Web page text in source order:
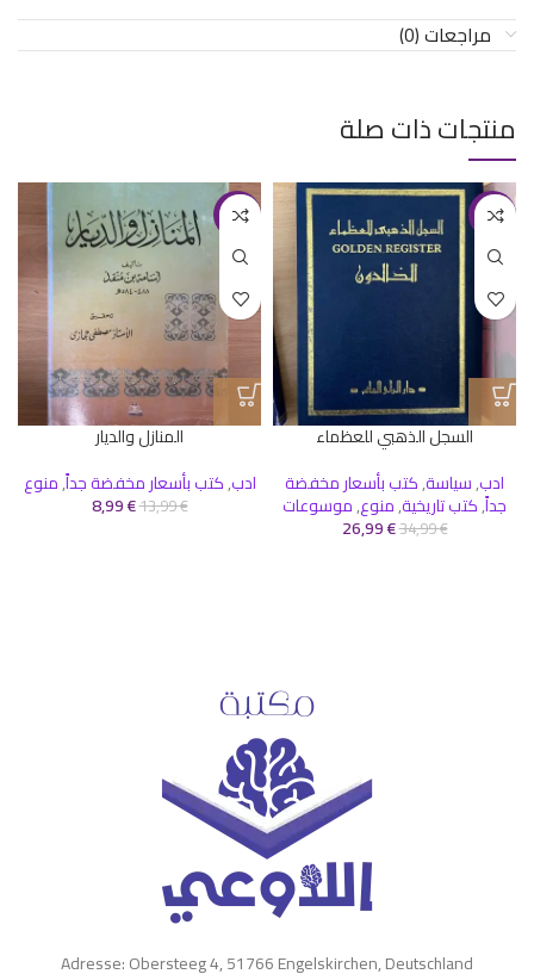
مراجعات (0)
منتجات ذات صلة
-23%
السجل الذهبي للعظماء
ادب,سياسة,كتب بأسعار مخفضة
جداً,كتب تاريخية,منوع,موسوعات
34,99€
26,99€
-36%
المنازل والديار
ادب,كتب بأسعار مخفضة جداً,منوع
13,99€
8,99€
Adresse: Obersteeg 4, 51766 Engelskirchen, Deutschland